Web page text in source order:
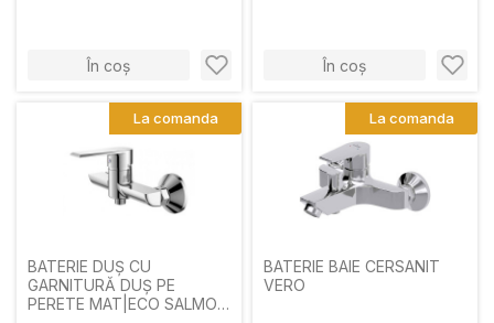
În coș În coș
BATERIE DUȘ CU
GARNITURĂ DUȘ PE
PERETE MAT|ECO SALMON
La comanda
BATERIE BAIE CERSANIT
VERO
La comanda